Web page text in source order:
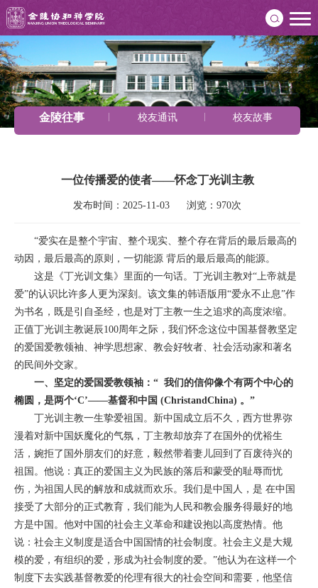
金陵往事 校友通讯 校友故事
一位传播爱的使者——怀念丁光训主教
发布时间：2025-11-03      浏览：970次
“爱实在是整个宇宙、整个现实、整个存在背后的最后最高的
动因，最后最高的原则，一切能源 背后的最后最高的能源。
这是《丁光训文集》里面的一句话。丁光训主教对“上帝就是
爱”的认识比许多人更为深刻。该文集的韩语版用“爱永不止息”作
为书名，既是引自圣经，也是对丁主教一生之追求的高度浓缩。
正值丁光训主教诞辰100周年之际，我们怀念这位中国基督教坚定
的爱国爱教领袖、神学思想家、教会好牧者、社会活动家和著名
的民间外交家。
一、坚定的爱国爱教领袖：“ 我们的信仰像个有两个中心的
椭圆，是两个‘C’——基督和中国 (ChristandChina) 。”
丁光训主教一生挚爱祖国。新中国成立后不久，西方世界弥
漫着对新中国妖魔化的气氛，丁主教却放弃了在国外的优裕生
活，婉拒了国外朋友们的好意，毅然带着妻儿回到了百废待兴的
祖国。他说：真正的爱国主义为民族的落后和蒙受的耻辱而忧
伤，为祖国人民的解放和成就而欢乐。我们是中国人，是 在中国
接受了大部分的正式教育，我们能为人民和教会服务得最好的地
方是中国。他对中国的社会主义革命和建设抱以高度热情。他
说：社会主义制度是适合中国国情的社会制度。社会主义是大规
模的爱，有组织的爱，形成为社会制度的爱。”他认为在这样一个
制度下去实践基督教爱的伦理有很大的社会空间和需要，他坚信